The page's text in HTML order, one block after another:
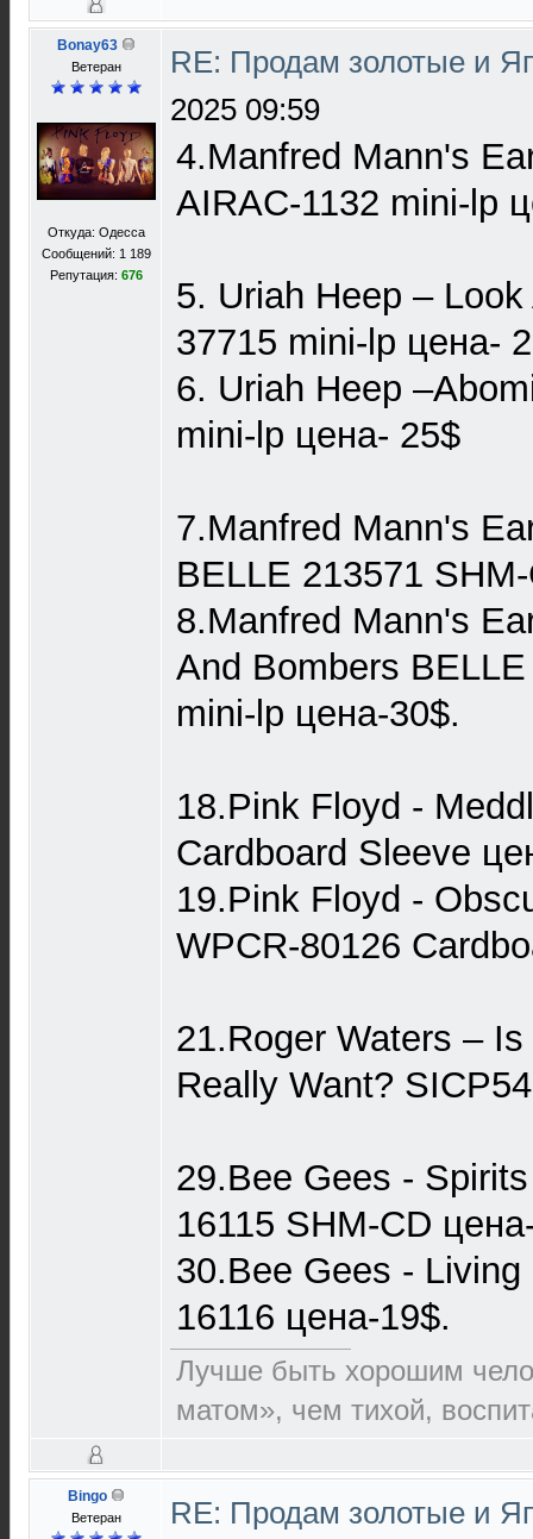
Bonay63
Ветеран
Откуда: Одесса
Сообщений: 1 189
Репутация: 676
RE: Продам золотые и
2025 09:59
4.Manfred Mann's
AIRAC-1132 mini-lp
5. Uriah Heep –
37715 mini-lp цена-
6. Uriah Heep
mini-lp цена- 25$
7.Manfred Mann's
BELLE 213571
8.Manfred Mann's
And Bombers
mini-lp цена-30$.
18.Pink Floyd -
Cardboard Sleeve
19.Pink Floyd -
WPCR-80126
21.Roger Waters –
Really Want?
29.Bee Gees -
16115 SHM-CD
30.Bee Gees -
16116 цена-19$.
Лучше быть хорошим
матом», чем тихой,
Bingo
Ветеран RE: Продам золотые и